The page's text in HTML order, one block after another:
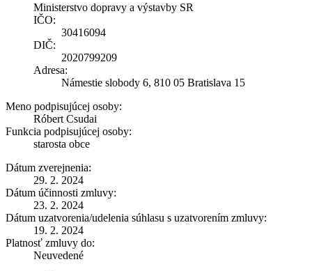
Ministerstvo dopravy a výstavby SR
IČO:
30416094
DIČ:
2020799209
Adresa:
Námestie slobody 6, 810 05 Bratislava 15
Meno podpisujúcej osoby:
Róbert Csudai
Funkcia podpisujúcej osoby:
starosta obce
Dátum zverejnenia:
29. 2. 2024
Dátum účinnosti zmluvy:
23. 2. 2024
Dátum uzatvorenia/udelenia súhlasu s uzatvorením zmluvy:
19. 2. 2024
Platnosť zmluvy do:
Neuvedené